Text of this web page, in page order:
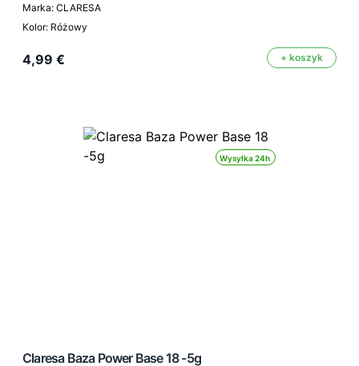
Marka: CLARESA
Kolor: Różowy
4,99 € + koszyk
Wysyłka 24h
Claresa Baza Power Base 18 -5g